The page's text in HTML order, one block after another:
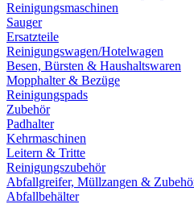
Reinigungsmaschinen
Sauger
Ersatzteile
Reinigungswagen/Hotelwagen
Besen, Bürsten & Haushaltswaren
Mopphalter & Bezüge
Reinigungspads
Zubehör
Padhalter
Kehrmaschinen
Leitern & Tritte
Reinigungszubehör
Abfallgreifer, Müllzangen &
Abfallbehälter